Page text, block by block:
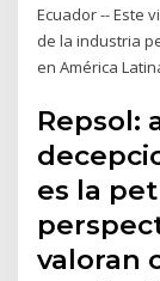
Ecuador -- Este
de la industria
en América
Repsol:
es la
valoran